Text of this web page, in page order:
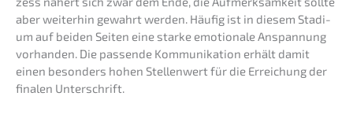
aber weiter­hin gewahrt werden. Häufig ist in diesem Stadi­
um auf beiden Seiten eine starke emotio­na­le Anspan­nung
vorhan­den. Die passen­de Kommu­ni­ka­ti­on erhält damit
einen beson­ders hohen Stellen­wert für die Errei­chung der
finalen Unterschrift.